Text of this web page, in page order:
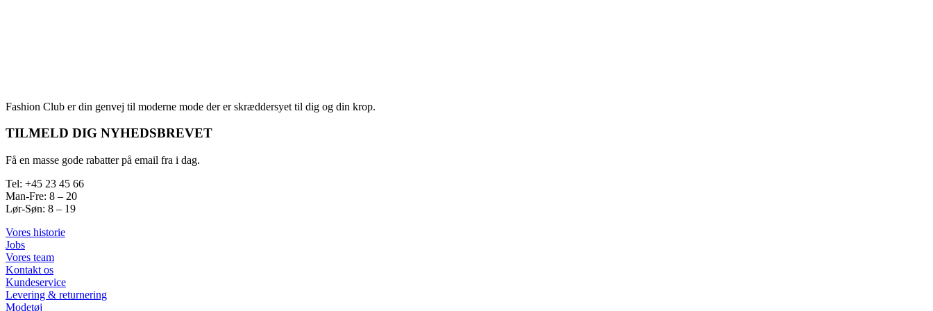
Fashion Club er din genvej til moderne mode der er skræddersyet til dig og din krop.
TILMELD DIG NYHEDSBREVET
Få en masse gode rabatter på email fra i dag.
Tel: +45 23 45 66
Man-Fre: 8 – 20
Lør-Søn: 8 – 19
Vores historie
Jobs
Vores team
Kontakt os
Kundeservice
Levering & returnering
Modetøj